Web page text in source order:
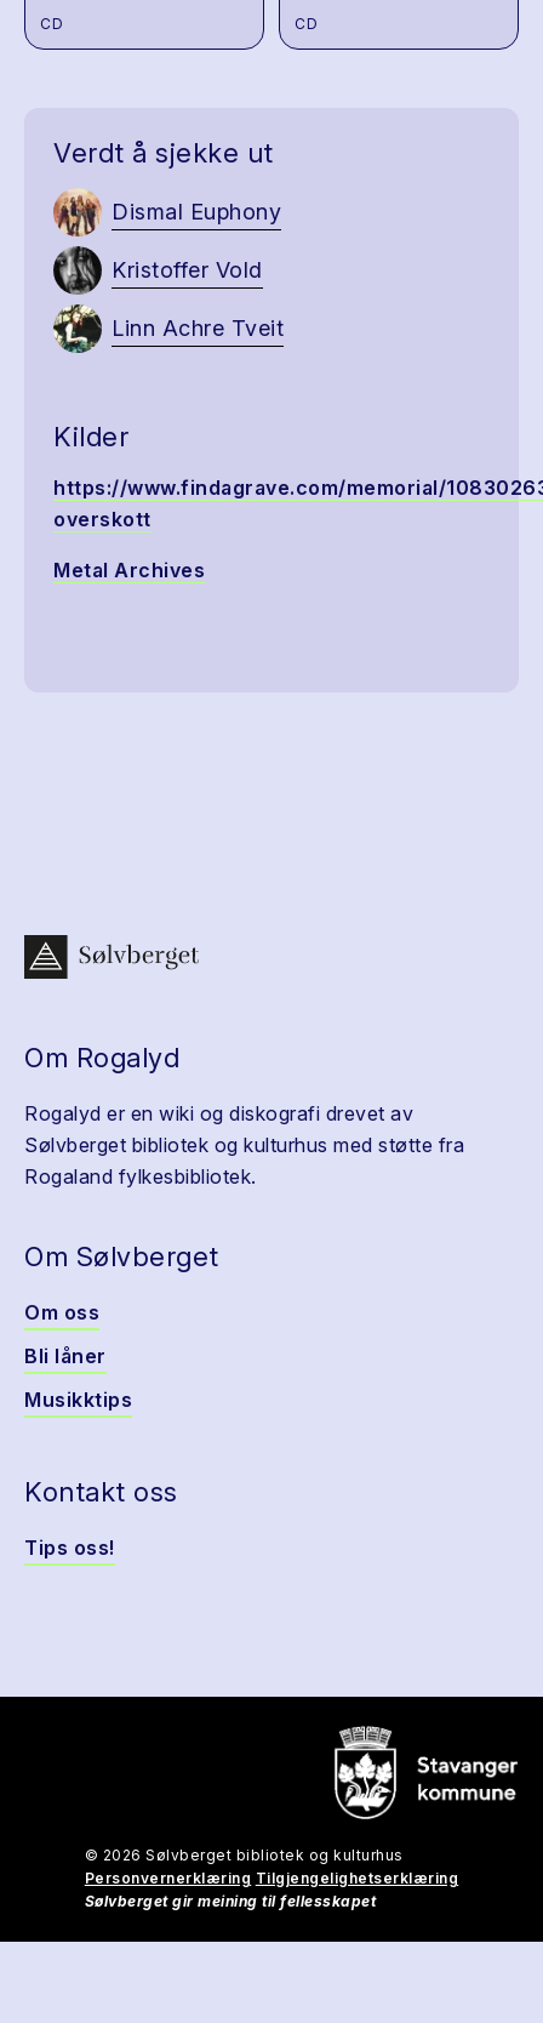
CD
CD
Verdt å sjekke ut
Dismal Euphony
Kristoffer Vold
Linn Achre Tveit
Kilder
https://www.findagrave.com/memorial/
overskott
Metal Archives
Om Rogalyd
Rogalyd er en wiki og diskografi drevet av
Sølvberget bibliotek og kulturhus med støtte fra
Rogaland fylkesbibliotek.
Om Sølvberget
Om oss
Bli låner
Musikktips
Kontakt oss
Tips oss!
© 2026 Sølvberget bibliotek og kulturhus
Personvernerklæring Tilgjengelighetserklæring
Sølvberget gir meining til fellesskapet